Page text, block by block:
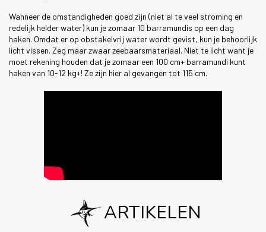
Wanneer de omstandigheden goed zijn (niet al te veel stroming en
redelijk helder water) kun je zomaar 10 barramundis op een dag
haken. Omdat er op obstakelvrij water wordt gevist, kun je behoorlijk
licht vissen. Zeg maar zwaar zeebaarsmateriaal. Niet te licht want je
moet rekening houden dat je zomaar een 100 cm+ barramundi kunt
haken van 10-12 kg+! Ze zijn hier al gevangen tot 115 cm.
ARTIKELEN